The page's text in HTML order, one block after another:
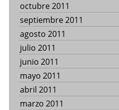
octubre 2011
septiembre 2011
agosto 2011
julio 2011
junio 2011
mayo 2011
abril 2011
marzo 2011